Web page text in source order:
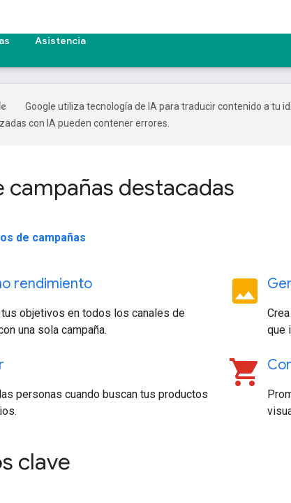
Asistencia
Google utiliza tecnología de IA para traducir contenido a tu
con IA pueden contener errores.
campañas destacadas
de campañas
rendimiento
objetivos en todos los canales de
una sola campaña.
image
que
personas cuando buscan tus productos
shopping_cart
clave